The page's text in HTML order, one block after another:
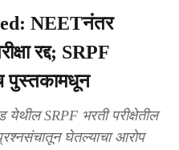
NEETनंतर
रद्द; SRPF
पुस्तकामधून
SRPF भरती परीक्षेतील
घेतल्याचा आरोप